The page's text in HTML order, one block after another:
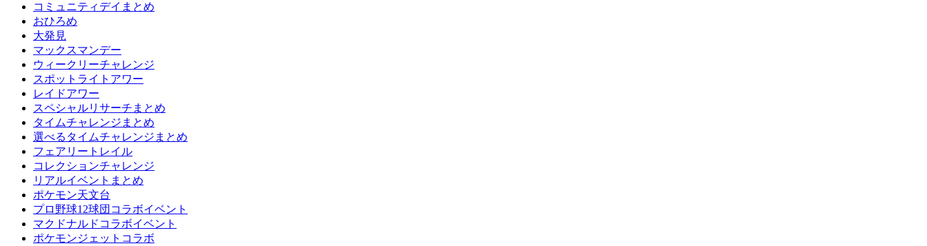
コミュニティデイまとめ
おひろめ
大発見
マックスマンデー
ウィークリーチャレンジ
スポットライトアワー
レイドアワー
スペシャルリサーチまとめ
タイムチャレンジまとめ
選べるタイムチャレンジまとめ
フェアリートレイル
コレクションチャレンジ
リアルイベントまとめ
ポケモン天文台
プロ野球12球団コラボイベント
マクドナルドコラボイベント
ポケモンジェットコラボ